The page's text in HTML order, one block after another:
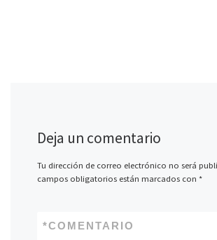
Deja un comentario
Tu dirección de correo electrónico no será
campos obligatorios están marcados con *
COMENTARIO
*